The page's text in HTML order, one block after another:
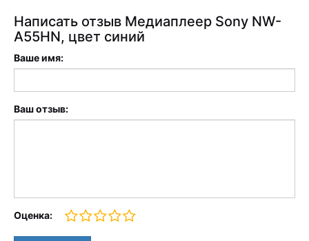
Написать отзыв Медиаплеер Sony NW-
A55HN, цвет синий
Ваше имя:
Ваш отзыв:
Оценка: